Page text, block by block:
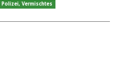
Polizei, Vermischtes